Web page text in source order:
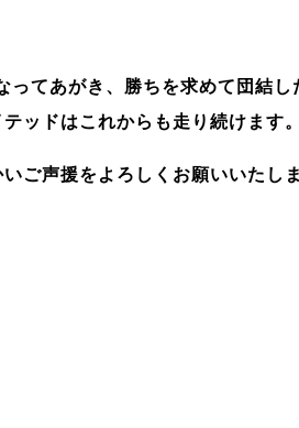
てあがき、勝ちを求めて団結
ッドはこれからも走り続けます。
ご声援をよろしくお願いいたしま